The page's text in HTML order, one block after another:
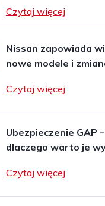
Czytaj więcej
Nissan zapowiada
nowe modele i
Czytaj więcej
Ubezpieczenie GAP
dlaczego warto je
Czytaj więcej